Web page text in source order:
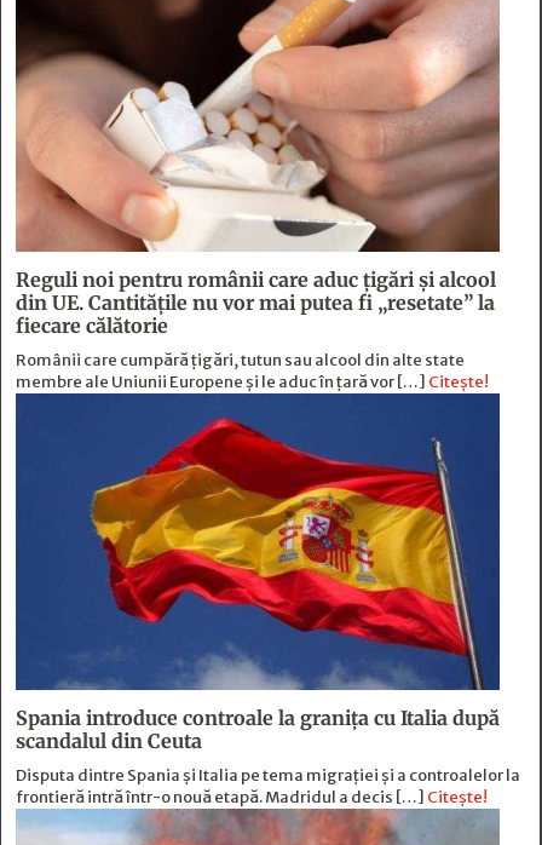
Reguli noi pentru românii care aduc țigări și alcool
din UE. Cantitățile nu vor mai putea fi „resetate” la
fiecare călătorie
Românii care cumpără țigări, tutun sau alcool din alte state
membre ale Uniunii Europene și le aduc în țară vor […] Citește!
Spania introduce controale la granița cu Italia după
scandalul din Ceuta
Disputa dintre Spania și Italia pe tema migrației și a controalelor la
frontieră intră într-o nouă etapă. Madridul a decis […] Citește!